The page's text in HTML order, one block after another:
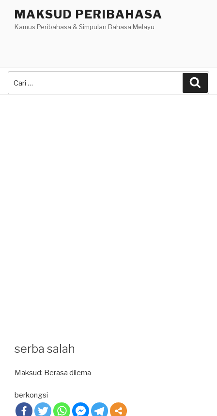
content
MAKSUD PERIBAHASA
Kamus Peribahasa & Simpulan Bahasa Melayu
serba salah
Maksud: Berasa dilema
berkongsi